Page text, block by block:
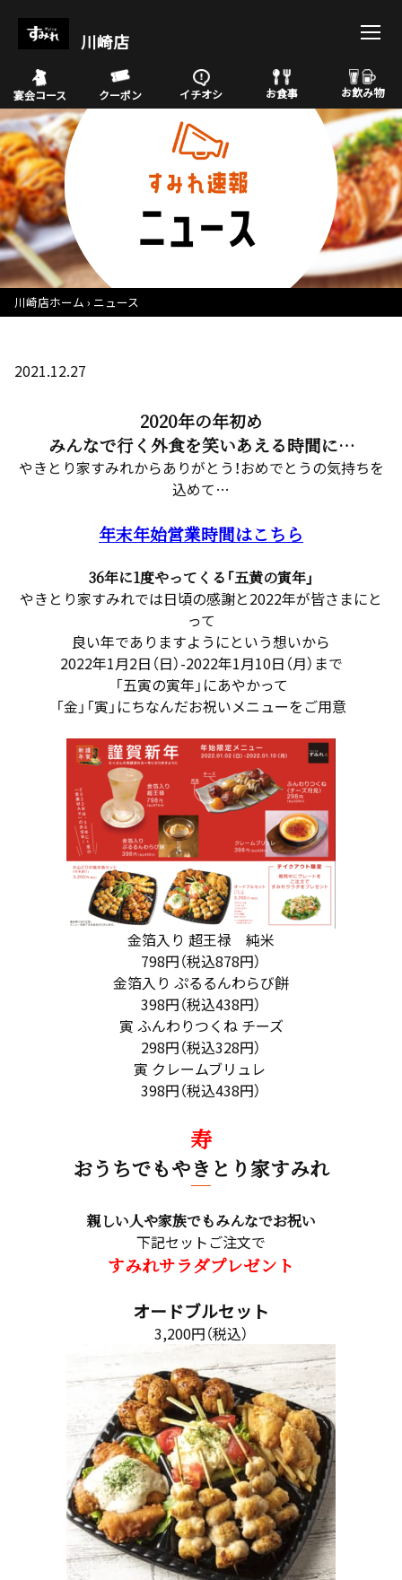
川崎店
宴会コース クーポン イチオシ お食事 お飲み物
川崎店ホーム ニュース
2021.12.27
2020年の年初め
みんなで行く外食を笑いあえる時間に…
やきとり家すみれからありがとう！おめでとうの気持ちを
込めて…
年末年始営業時間はこちら
36年に1度やってくる「五黄の寅年」
やきとり家すみれでは日頃の感謝と2022年が皆さまにと
って
良い年でありますようにという想いから
2022年1月2日（日）-2022年1月10日（月）まで
「五寅の寅年」にあやかって
「金」「寅」にちなんだお祝いメニューをご用意
金箔入り 超王禄 純米
798円（税込878円）
金箔入り ぷるるんわらび餅
398円（税込438円）
寅 ふんわりつくね チーズ
298円（税込328円）
寅 クレームブリュレ
398円（税込438円）
寿
おうちでもやきとり家すみれ
親しい人や家族でもみんなでお祝い
下記セットご注文で
すみれサラダプレゼント
オードブルセット
3,200円（税込）